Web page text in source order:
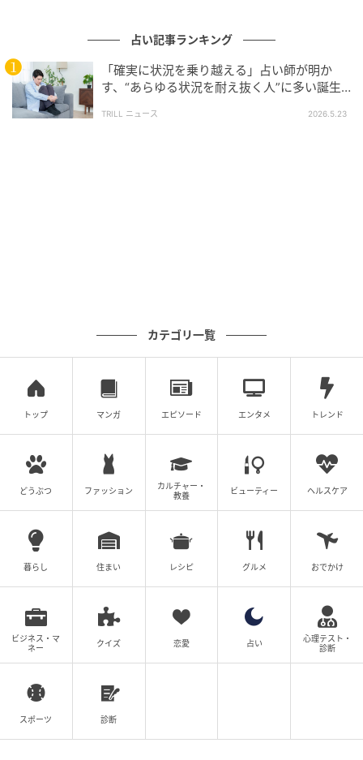
占い記事ランキング
「確実に状況を乗り越える」占い師が明か
す、“あらゆる状況を耐え抜く人”に多い誕生
TRILL ニュース 2026.5.23
カテゴリ一覧
トップ マンガ エピソード エンタメ トレンド
どうぶつ ファッション
カルチャー・
教養
ビューティー ヘルスケア
暮らし 住まい レシピ グルメ おでかけ
ビジネス・マ
ネー
クイズ 恋愛 占い
心理テスト・
診断
スポーツ 診断